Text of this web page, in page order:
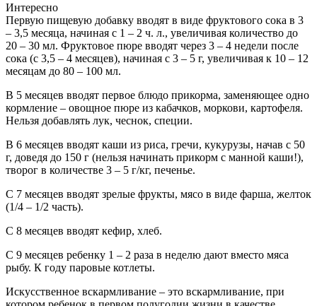
Интересно
Первую пищевую добавку вводят в виде фруктового сока в 3
– 3,5 месяца, начиная с 1 – 2 ч. л., увеличивая количество до
20 – 30 мл. Фруктовое пюре вводят через 3 – 4 недели после
сока (с 3,5 – 4 месяцев), начиная с 3 – 5 г, увеличивая к 10 – 12
месяцам до 80 – 100 мл.
В 5 месяцев вводят первое блюдо прикорма, заменяющее одно
кормление – овощное пюре из кабачков, моркови, картофеля.
Нельзя добавлять лук, чеснок, специи.
В 6 месяцев вводят каши из риса, гречи, кукурузы, начав с 50
г, доведя до 150 г (нельзя начинать прикорм с манной каши!),
творог в количестве 3 – 5 г/кг, печенье.
С 7 месяцев вводят зрелые фрукты, мясо в виде фарша, желток
(1/4 – 1/2 часть).
С 8 месяцев вводят кефир, хлеб.
С 9 месяцев ребенку 1 – 2 раза в неделю дают вместо мяса
рыбу. К году паровые котлеты.
Искусственное вскармливание – это вскармливание, при